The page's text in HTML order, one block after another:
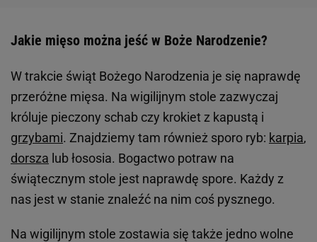
Jakie mięso można jeść w Boże Narodzenie?
W trakcie świąt Bożego Narodzenia je się naprawdę
przeróżne mięsa. Na wigilijnym stole zazwyczaj
króluje pieczony schab czy krokiet z kapustą i
grzybami. Znajdziemy tam również sporo ryb: karpia,
dorsza lub łososia. Bogactwo potraw na
świątecznym stole jest naprawdę spore. Każdy z
nas jest w stanie znaleźć na nim coś pysznego.
Na wigilijnym stole zostawia się także jedno wolne